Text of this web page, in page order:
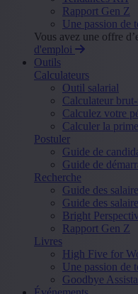
Rapport Gen Z
Une passion de
Vous avez une offre
d'emploi
Outils
Calculateurs
Outil salarial
Calculateur
Calculez votre
Calculer la
Postuler
Guide de
Guide de
Recherche
Guide des
Guide des
Bright
Rapport Gen Z
Livres
High Five for
Une passion de
Goodbye